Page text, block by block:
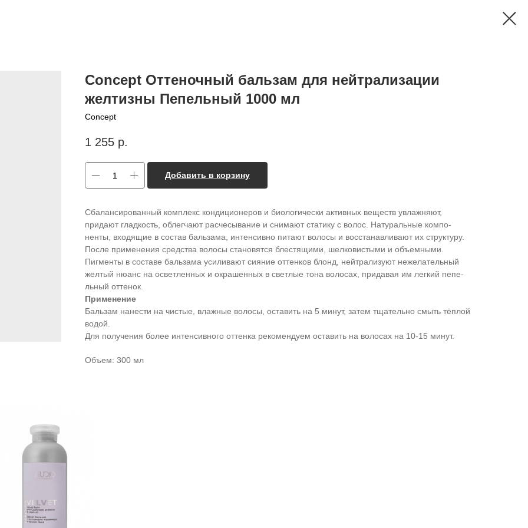
Concept Оттеночный бальзам для нейтрализации
желтизны Пепельный 1000 мл
Concept
1 255 р.
Добавить в корзину
Сба­лансированный комплекс кондицио­неров и биологически активных веще­ств увлажняют,
придают гладкость, обле­гчают расчесывание и снимают ста­тику с волос. Натуральные компо­
ненты, входящие в состав бальза­ма, интенсивно питают волосы и восста­навливают их структуру.
После при­менения средства волосы становя­тся блестящими, шелковистыми и объе­мными.
Пигменты в составе бальза­ма усиливают сияние оттенков бло­нд, нейтрализуют нежелательный
желтый нюа­нс на осветленных и окрашенных в све­тлые тона волосах, придавая им легкий пепе­
льный оттенок.
Применение
Бальзам нанести на чистые, влажные воло­сы, оставить на 5 минут, затем тща­тельно смыть тёплой
водой.
Для полу­чения более интенсивного оттенка реко­мендуем оставить на волосах на 10-15 минут.
Объем: 300 мл